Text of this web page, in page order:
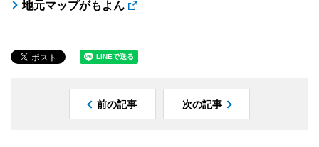
地元マップがもよん
前の記事 次の記事